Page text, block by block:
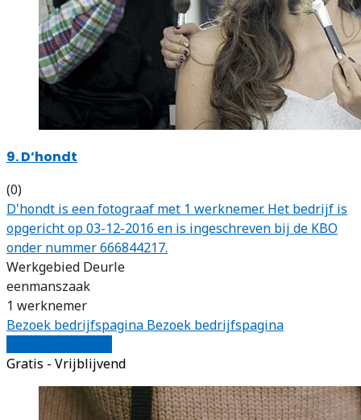
9. D’hondt
(0)
D'hondt is een fotograaf met 1 werknemer. Het bedrijf is
opgericht op 03-12-2016 en is ingeschreven bij de KBO
onder nummer 666844217.
Werkgebied Deurle
eenmanszaak
1 werknemer
Bezoek bedrijfspagina Bezoek bedrijfspagina
Gratis - Vrijblijvend